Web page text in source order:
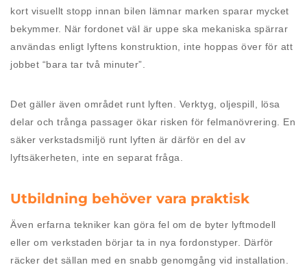
kort visuellt stopp innan bilen lämnar marken sparar mycket
bekymmer. När fordonet väl är uppe ska mekaniska spärrar
användas enligt lyftens konstruktion, inte hoppas över för att
jobbet “bara tar två minuter”.
Det gäller även området runt lyften. Verktyg, oljespill, lösa
delar och trånga passager ökar risken för felmanövrering. En
säker verkstadsmiljö runt lyften är därför en del av
lyftsäkerheten, inte en separat fråga.
Utbildning behöver vara praktisk
Även erfarna tekniker kan göra fel om de byter lyftmodell
eller om verkstaden börjar ta in nya fordonstyper. Därför
räcker det sällan med en snabb genomgång vid installation.